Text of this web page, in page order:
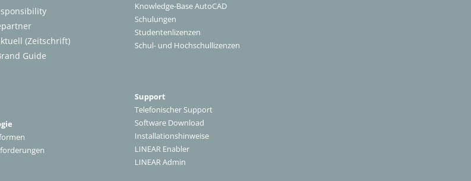
(Zeitschrift)
Guide
Knowledge-Base AutoCAD
Schulungen
Studentenlizenzen
Schul- und Hochschullizenzen
Support
Telefonischer Support
Software Download
Installationshinweise
LINEAR Enabler
LINEAR Admin